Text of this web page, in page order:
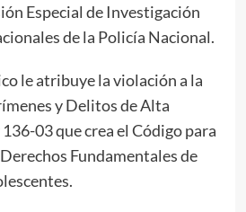
Especial de Investigación
de la Policía Nacional.
le atribuye la violación a la
y Delitos de Alta
03 que crea el Código para
Fundamentales de